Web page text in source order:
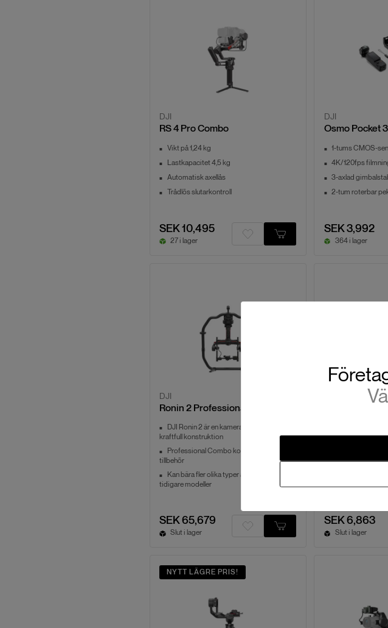
DJI
RS 4 Pro Combo
Vikt på 1,24 kg
Lastkapacitet 4,5 kg
Automatisk axellås
Trådlös slutarkontroll
SEK 10,495
27 i lager
DJI
Osmo Pocket 3
1-tums CMOS-
4K/120fps
3-axlad
2-tum roterbar
SEK 3,992
364 i lager
DJI
Ronin 2 Professional Combo
DJI Ronin 2 är en kamerastabilisator med
kraftfull konstruktion
Professional Combo kommer med extra
tillbehör
Kan bära fler olika typer av kameror än
tidigare modeller
SEK 65,679
Slut i lager
Inkluderar Focus
Automatiska
SEK 6,863
Slut i lager
NYTT LÄGRE PRIS!